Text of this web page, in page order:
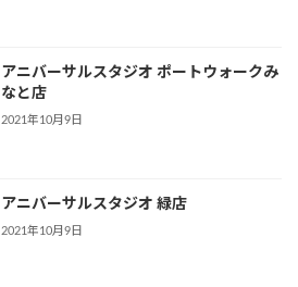
アニバーサルスタジオ ポートウォークみ
なと店
2021年10月9日
アニバーサルスタジオ 緑店
2021年10月9日